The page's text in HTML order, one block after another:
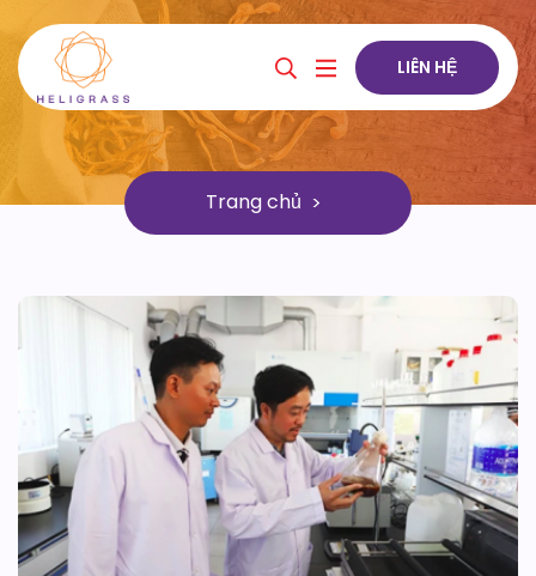
LIÊN HỆ
Trang chủ